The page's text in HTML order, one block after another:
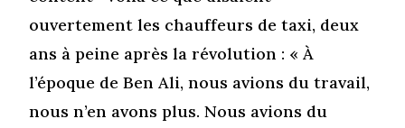
ouvertement les chauffeurs de taxi, deux
ans à peine après la révolution : « À
l’époque de Ben Ali, nous avions du travail,
nous n’en avons plus. Nous avions du